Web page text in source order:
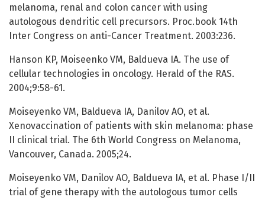
melanoma, renal and colon cancer with using
autologous dendritic cell precursors. Proc.book 14th
Inter Congress on anti-Cancer Treatment. 2003:236.
Hanson KP, Moiseenko VM, Baldueva IA. The use of
cellular technologies in oncology. Herald of the RAS.
2004;9:58-61.
Moiseyenko VM, Baldueva IA, Danilov AO, et al.
Xenovaccination of patients with skin melanoma: phase
II clinical trial. The 6th World Congress on Melanoma,
Vancouver, Canada. 2005;24.
Moiseyenko VM, Danilov AO, Baldueva IA, et al. Phase I/II
trial of gene therapy with the autologous tumor cells